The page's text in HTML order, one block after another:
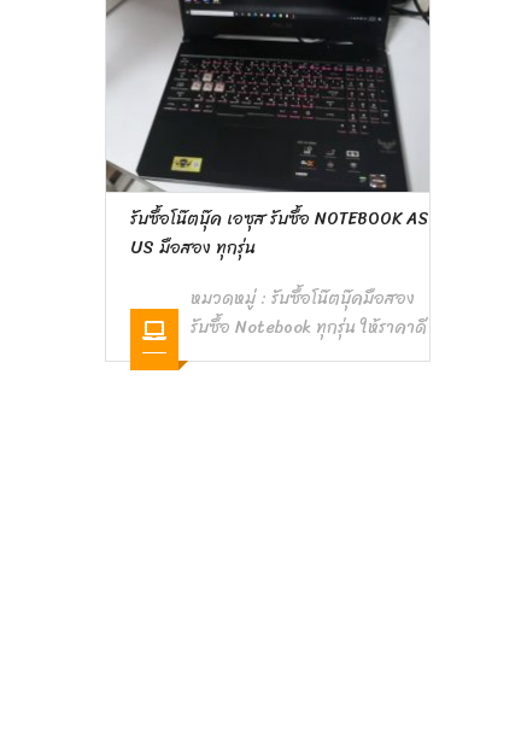
รับซื้อโน๊ตบุ๊ค เอซุส รับซื้อ NOTEBOOK AS
US มือสอง ทุกรุ่น
หมวดหมู่ : รับซื้อโน๊ตบุ๊คมือสอง
รับซื้อ Notebook ทุกรุ่น ให้ราคาดี